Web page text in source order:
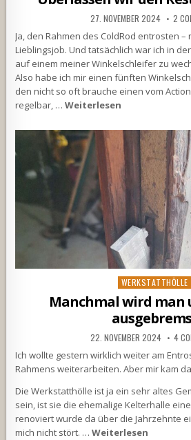
27. NOVEMBER 2024 2
Ja, den Rahmen des ColdRod entrosten –
Lieblingsjob. Und tatsächlich war ich in
auf einem meiner Winkelschleifer zu
Also habe ich mir einen fünften
den nicht so oft brauche einen vom
regelbar, …Weiterlesen
Posted
in
WERKSTATTHÖLLE
Manchmal wird
22. NOVEMBER 2024 4
Ich wollte gestern wirklich weiter am
Rahmens weiterarbeiten. Aber mir kam
Die Werkstatthölle ist ja ein sehr altes
sein, ist sie die ehemalige Kelterhalle
renoviert wurde da über die Jahrzehnte
mich nicht stört. …Weiterlesen